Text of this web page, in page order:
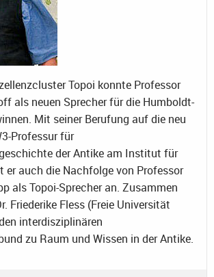
Topoi konnte Professor
als neuen Sprecher für die Humboldt-
Mit seiner Berufung auf die neu
Professur für
der Antike am Institut für
er auch die Nachfolge von Professor
als Topoi-Sprecher an. Zusammen
Friederike Fless (Freie Universität
interdisziplinären
zu Raum und Wissen in der Antike.